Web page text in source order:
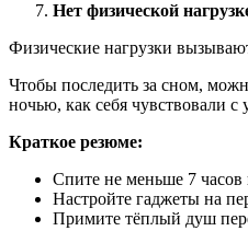
Нет физической
Физические нагрузки
Чтобы последить за сном,
ночью, как себя чувствовали
Краткое резюме:
Спите не меньше 7 часов
Настройте гаджеты на
Примите тёплый душ